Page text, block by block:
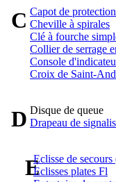
CCapot de
Cheville à spirales
Clé à fourche
Collier de serrage
Console
Croix de Saint-
DDisque de queue
Drapeau de
E
Eclisse de
Eclisses plates Fl